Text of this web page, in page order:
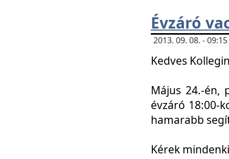
Évzáró
2013. 09. 08. -
Kedves
Május 24.-én,
évzáró 18:00-
hamarabb
Kérek